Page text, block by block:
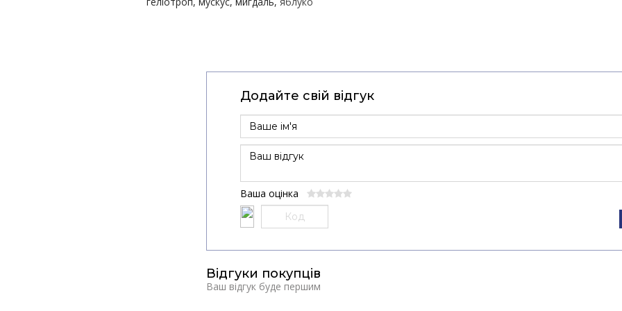
Додайте свій відгук
Ваша оцінка
Відгуки покупців
Ваш відгук буде першим